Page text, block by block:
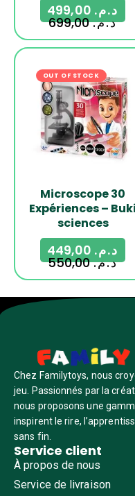
د.م.699,00
د.م.
OUT OF STOCK -18%
Microscope 30
Expériences – Buki
sciences
د.م.550,00
د.م.
Chez Familytoys, nous
jeu. Passionnés par la
nous proposons une
inspirent le rire,
sans fin.
Service client
À propos de nous
Service de livraison